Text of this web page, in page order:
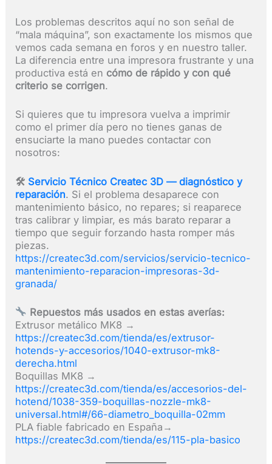
Los problemas descritos aquí no son señal de
“mala máquina”, son exactamente los mismos que
vemos cada semana en foros y en nuestro taller.
La diferencia entre una impresora frustrante y una
productiva está en cómo de rápido y con qué
criterio se corrigen.
Si quieres que tu impresora vuelva a imprimir
como el primer día pero no tienes ganas de
ensuciarte la mano puedes contactar con
nosotros:
🛠 Servicio Técnico Createc 3D — diagnóstico y
reparación. Si el problema desaparece con
mantenimiento básico, no repares; si reaparece
tras calibrar y limpiar, es más barato reparar a
tiempo que seguir forzando hasta romper más
piezas.
https://createc3d.com/servicios/servicio-tecnico-
mantenimiento-reparacion-impresoras-3d-
granada/
Repuestos más usados en estas averías:
Extrusor metálico MK8 →
https://createc3d.com/tienda/es/extrusor-
hotends-y-accesorios/1040-extrusor-mk8-
derecha.html
Boquillas MK8 →
https://createc3d.com/tienda/es/accesorios-del-
hotend/1038-359-boquillas-nozzle-mk8-
universal.html#/66-diametro_boquilla-02mm
PLA fiable fabricado en España→
https://createc3d.com/tienda/es/115-pla-basico